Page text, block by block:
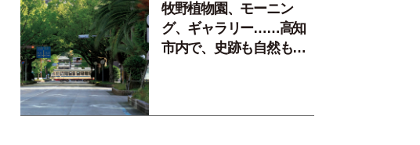
牧野植物園、モーニン
グ、ギャラリー……高知
市内で、史跡も自然もグ